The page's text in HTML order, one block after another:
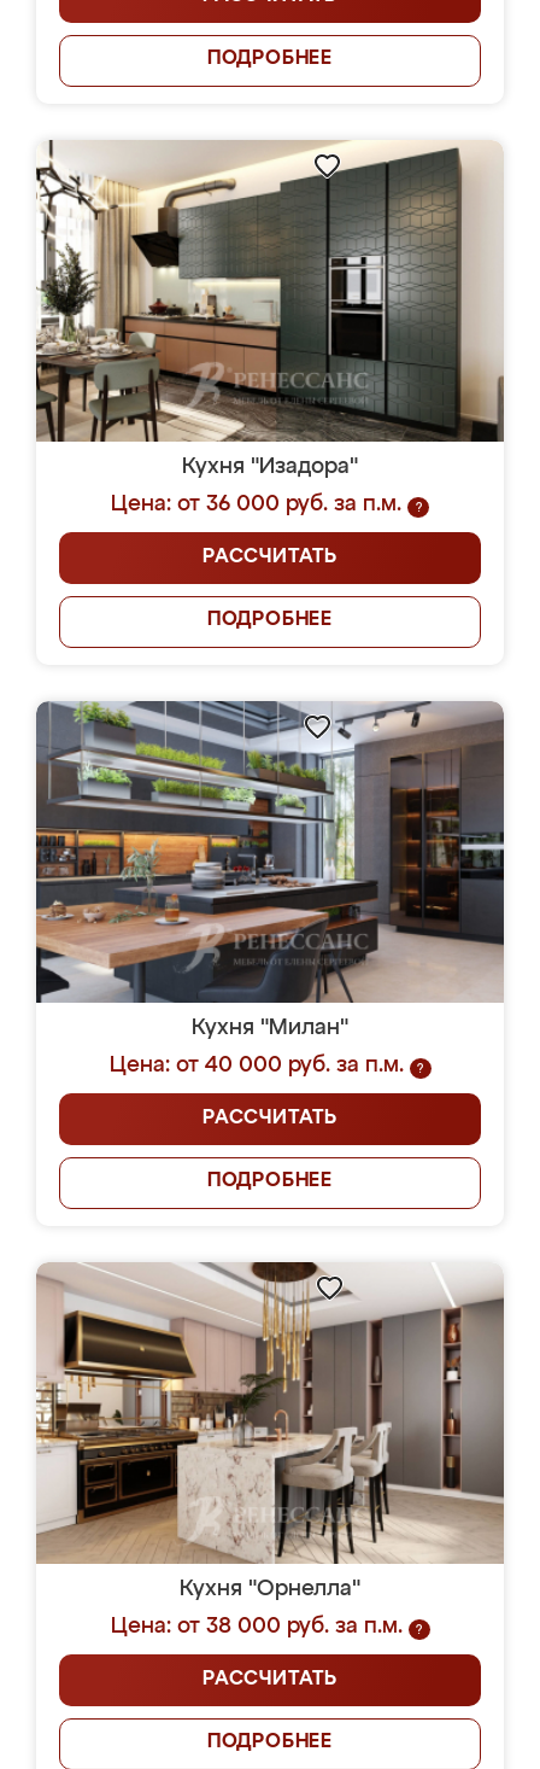
ПОДРОБНЕЕ
Кухня "Изадора"
Цена: от 36 000 руб. за п.м.
?
РАССЧИТАТЬ
ПОДРОБНЕЕ
Кухня "Милан"
Цена: от 40 000 руб. за п.м.
?
РАССЧИТАТЬ
ПОДРОБНЕЕ
Кухня "Орнелла"
Цена: от 38 000 руб. за п.м.
?
РАССЧИТАТЬ
ПОДРОБНЕЕ